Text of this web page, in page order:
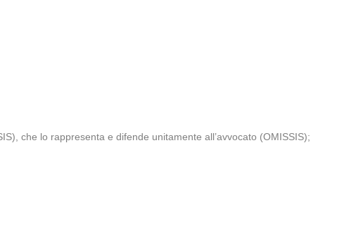
che lo rappresenta e difende unitamente all’avvocato (OMISSIS);